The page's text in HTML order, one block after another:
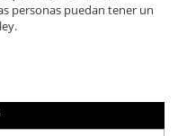
personas puedan tener un